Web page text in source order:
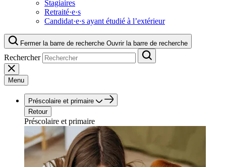
Stagiaires
Retraité·e·s
Candidat·e·s ayant étudié à l’extérieur
Fermer la barre de recherche Ouvrir la barre de recherche
Rechercher
Menu
Préscolaire et primaire
Retour
Préscolaire et primaire